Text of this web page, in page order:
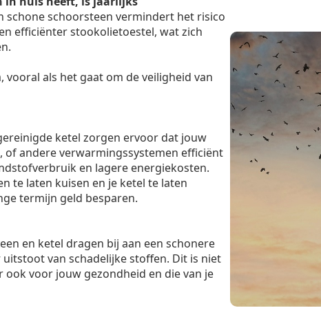
schone schoorsteen vermindert het risico
efficiënter stookolietoestel, wat zich
als het gaat om de veiligheid van
ketel zorgen ervoor dat jouw
andere verwarmingssystemen efficiënt
en lagere energiekosten.
te laten kuisen en je ketel te laten
termijn geld besparen.
en ketel dragen bij aan een schonere
van schadelijke stoffen. Dit is niet
voor jouw gezondheid en die van je